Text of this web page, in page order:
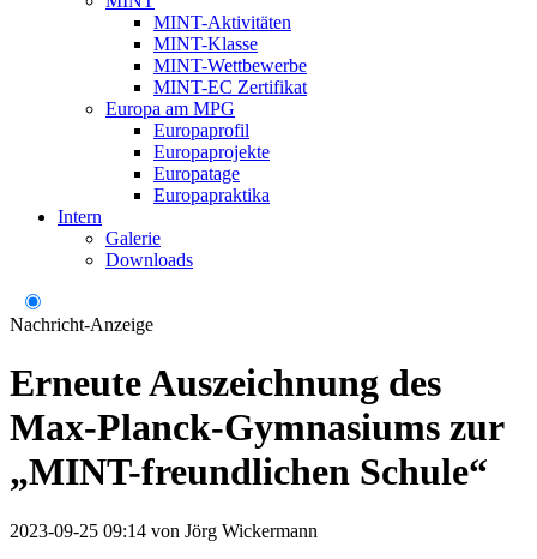
MINT-Aktivitäten
MINT-Klasse
MINT-Wettbewerbe
MINT-EC Zertifikat
Europa am MPG
Europaprofil
Europaprojekte
Europatage
Europapraktika
Intern
Galerie
Downloads
Nachricht-Anzeige
Erneute Auszeichnung des
Max-Planck-Gymnasiums zur
„MINT-freundlichen Schule“
2023-09-25 09:14 von Jörg Wickermann